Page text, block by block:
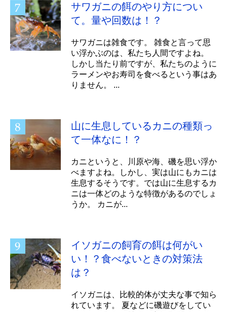
サワガニの餌のやり方につい
て。量や回数は！？
サワガニは雑食です。 雑食と言って思
い浮かぶのは、私たち人間ですよね。
しかし当たり前ですが、私たちのように
ラーメンやお寿司を食べるという事はあ
りません。 ...
山に生息しているカニの種類っ
て一体なに！？
カニというと、川原や海、磯を思い浮か
べますよね。しかし、実は山にもカニは
生息するそうです。では山に生息するカ
ニは一体どのような特徴があるのでしょ
うか。 カニが...
イソガニの飼育の餌は何がい
い！？食べないときの対策法
は？
イソガニは、比較的体が丈夫な事で知ら
れています。 夏などに磯遊びをしてい